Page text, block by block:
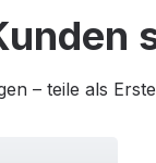
– teile als